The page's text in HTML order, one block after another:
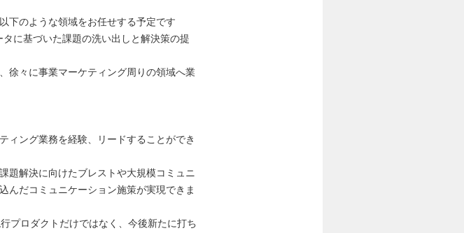
のような領域をお任せする予定です
基づいた課題の洗い出しと解決策の提
々に事業マーケティング周りの領域へ業
ィング業務を経験、リードすることができ
題解決に向けたブレストや大規模コミュニ
んだコミュニケーション施策が実現できま
プロダクトだけではなく、今後新たに打ち